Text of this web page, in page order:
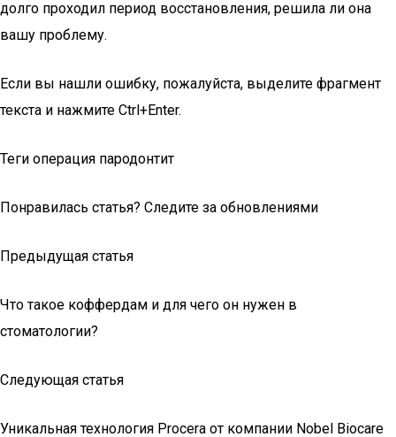
долго проходил период восстановления, решила ли она
вашу проблему.
Если вы нашли ошибку, пожалуйста, выделите фрагмент
текста и нажмите Ctrl+Enter.
Теги операция пародонтит
Понравилась статья? Следите за обновлениями
Предыдущая статья
Что такое коффердам и для чего он нужен в
стоматологии?
Следующая статья
Уникальная технология Procera от компании Nobel Biocare